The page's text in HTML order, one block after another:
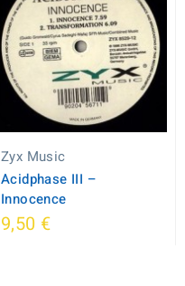
Zyx Music
Acidphase III ‎–
Innocence
9,50 €